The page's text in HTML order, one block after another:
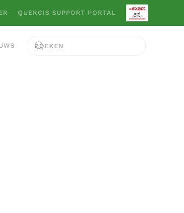
QUERCIS SUPPORT PORTAL